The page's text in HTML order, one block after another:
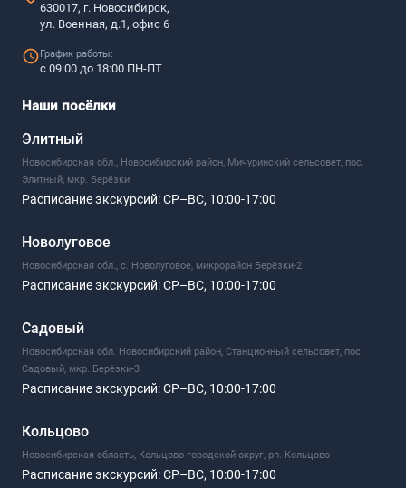
630017, г. Новосибирск,
ул. Военная, д.1, офис 6
График работы:
с 09:00 до 18:00 ПН-ПТ
Наши посёлки
Элитный
Новосибирская обл., Новосибирский район, Мичуринский сельсовет, пос.
Элитный, мкр. Берёзки
Расписание экскурсий:СР–ВС, 10:00-17:00
Новолуговое
Новосибирская обл., с. Новолуговое, микрорайон Берёзки-2
Расписание экскурсий:СР–ВС, 10:00-17:00
Садовый
Новосибирская обл. Новосибирский район, Станционный сельсовет, пос.
Садовый, мкр. Берёзки-3
Расписание экскурсий:СР–ВС, 10:00-17:00
Кольцово
Новосибирская область, Кольцово городской округ, рп. Кольцово
Расписание экскурсий:СР–ВС, 10:00-17:00